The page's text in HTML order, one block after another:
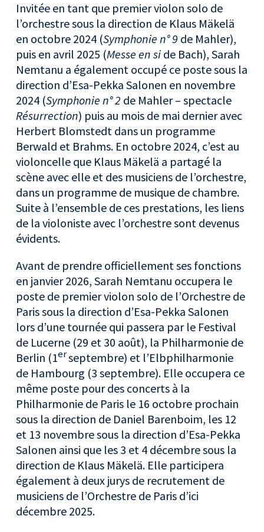
Invitée en tant que premier violon solo de
l’orchestre sous la direction de Klaus Mäkelä
en octobre 2024 (Symphonie n° 9 de Mahler),
puis en avril 2025 (Messe en si de Bach), Sarah
Nemtanu a également occupé ce poste sous la
direction d’Esa-Pekka Salonen en novembre
2024 (Symphonie n° 2 de Mahler – spectacle
Résurrection) puis au mois de mai dernier avec
Herbert Blomstedt dans un programme
Berwald et Brahms. En octobre 2024, c’est au
violoncelle que Klaus Mäkelä a partagé la
scène avec elle et des musiciens de l’orchestre,
dans un programme de musique de chambre.
Suite à l’ensemble de ces prestations, les liens
de la violoniste avec l’orchestre sont devenus
évidents.
Avant de prendre officiellement ses fonctions
en janvier 2026, Sarah Nemtanu occupera le
poste de premier violon solo de l’Orchestre de
Paris sous la direction d’Esa-Pekka Salonen
lors d’une tournée qui passera par le Festival
de Lucerne (29 et 30 août), la Philharmonie de
Berlin (1erseptembre) et l’Elbphilharmonie
de Hambourg (3 septembre). Elle occupera ce
même poste pour des concerts à la
Philharmonie de Paris le 16 octobre prochain
sous la direction de Daniel Barenboim, les 12
et 13 novembre sous la direction d’Esa-Pekka
Salonen ainsi que les 3 et 4 décembre sous la
direction de Klaus Mäkelä. Elle participera
également à deux jurys de recrutement de
musiciens de l’Orchestre de Paris d’ici
décembre 2025.